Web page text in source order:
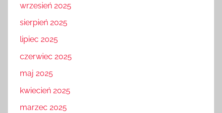
wrzesień 2025
sierpień 2025
lipiec 2025
czerwiec 2025
maj 2025
kwiecień 2025
marzec 2025